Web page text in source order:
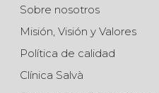
Sobre nosotros
Misión, Visión y Valores
Política de calidad
Clínica Salvà